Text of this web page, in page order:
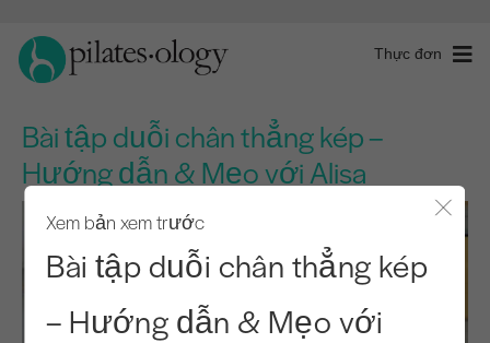
Thực đơn
Bài tập duỗi chân thẳng kép –
Hướng dẫn & Mẹo với Alisa
Xem bản xem trước
Bài tập duỗi chân thẳng kép
– Hướng dẫn & Mẹo với